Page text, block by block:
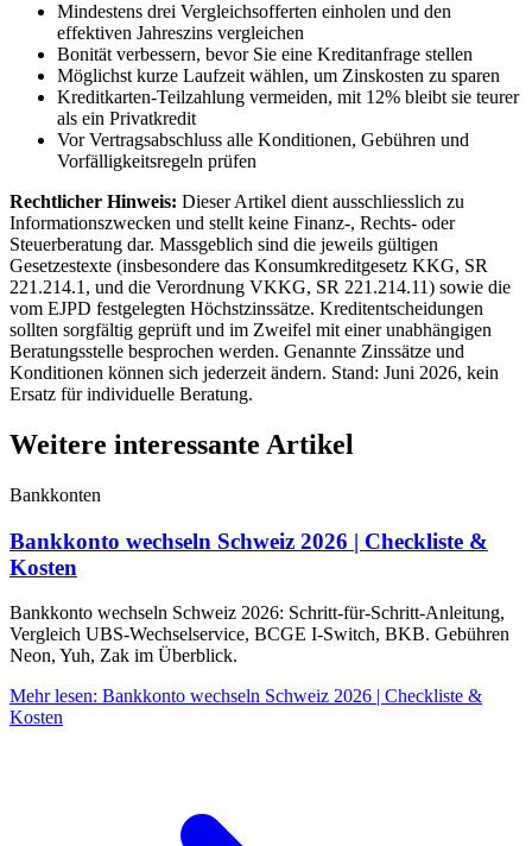
Mindestens drei Vergleichsofferten einholen und den
effektiven Jahreszins vergleichen
Bonität verbessern, bevor Sie eine Kreditanfrage stellen
Möglichst kurze Laufzeit wählen, um Zinskosten zu sparen
Kreditkarten-Teilzahlung vermeiden, mit 12% bleibt sie teurer
als ein Privatkredit
Vor Vertragsabschluss alle Konditionen, Gebühren und
Vorfälligkeitsregeln prüfen
Rechtlicher Hinweis: Dieser Artikel dient ausschliesslich zu
Informationszwecken und stellt keine Finanz-, Rechts- oder
Steuerberatung dar. Massgeblich sind die jeweils gültigen
Gesetzestexte (insbesondere das Konsumkreditgesetz KKG, SR
221.214.1, und die Verordnung VKKG, SR 221.214.11) sowie die
vom EJPD festgelegten Höchstzinssätze. Kreditentscheidungen
sollten sorgfältig geprüft und im Zweifel mit einer unabhängigen
Beratungsstelle besprochen werden. Genannte Zinssätze und
Konditionen können sich jederzeit ändern. Stand: Juni 2026, kein
Ersatz für individuelle Beratung.
Weitere interessante Artikel
Bankkonten
Bankkonto wechseln Schweiz 2026 | Checkliste &
Kosten
Bankkonto wechseln Schweiz 2026: Schritt-für-Schritt-Anleitung,
Vergleich UBS-Wechselservice, BCGE I-Switch, BKB. Gebühren
Neon, Yuh, Zak im Überblick.
Mehr lesen: Bankkonto wechseln Schweiz 2026 | Checkliste &
Kosten